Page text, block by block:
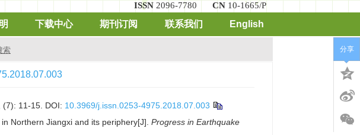
ISSN 2096-7780 CN 10-1665/P
下载中心 期刊订阅 联系我们 English
索
11-15. DOI: 10.3969/j.issn.0253-4975.2018.07.003
Northern Jiangxi and its periphery[J]. Progress in Earthquake
分享